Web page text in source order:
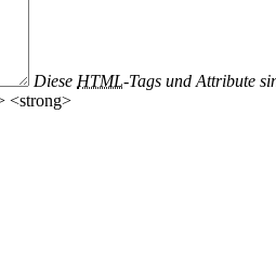
Diese HTML-Tags und Attribute
<strong>